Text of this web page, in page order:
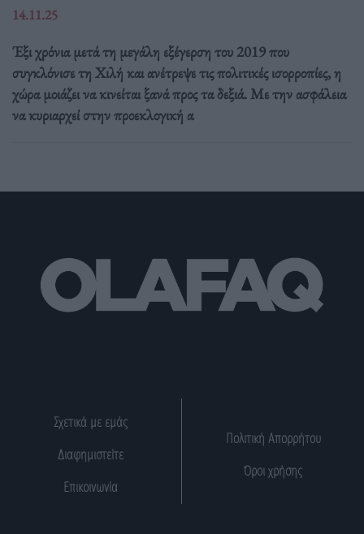
14.11.25
Έξι χρόνια μετά τη μεγάλη εξέγερση του 2019 που
συγκλόνισε τη Χιλή και ανέτρεψε τις πολιτικές ισορροπίες, η
χώρα μοιάζει να κινείται ξανά προς τα δεξιά. Με την ασφάλεια
να κυριαρχεί στην προεκλογική α
Σχετικά με εμάς
Διαφημιστείτε
Επικοινωνία
Πολιτική Απορρήτου
Όροι χρήσης